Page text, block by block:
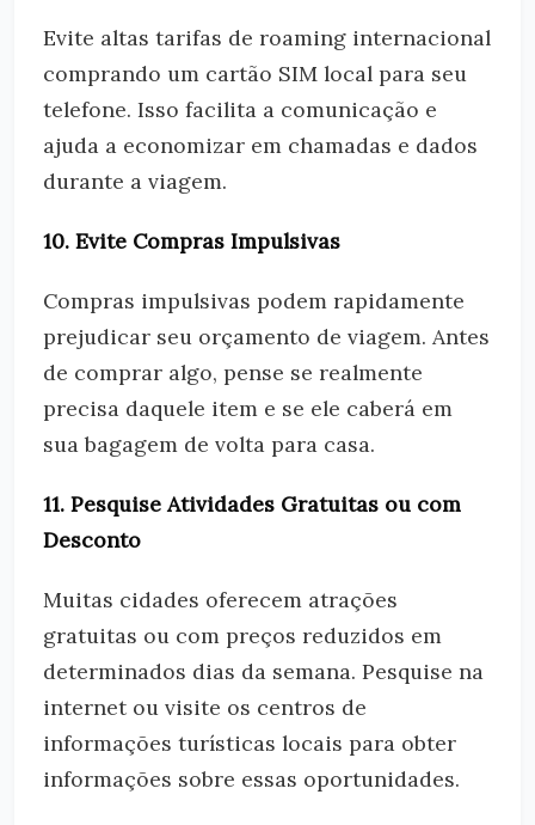
Evite altas tarifas de roaming internacional
comprando um cartão SIM local para seu
telefone. Isso facilita a comunicação e
ajuda a economizar em chamadas e dados
durante a viagem.
10. Evite Compras Impulsivas
Compras impulsivas podem rapidamente
prejudicar seu orçamento de viagem. Antes
de comprar algo, pense se realmente
precisa daquele item e se ele caberá em
sua bagagem de volta para casa.
11. Pesquise Atividades Gratuitas ou com
Desconto
Muitas cidades oferecem atrações
gratuitas ou com preços reduzidos em
determinados dias da semana. Pesquise na
internet ou visite os centros de
informações turísticas locais para obter
informações sobre essas oportunidades.